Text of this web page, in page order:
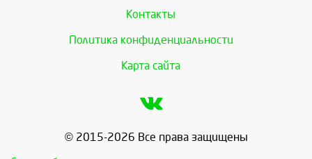
Контакты
Политика конфиденциальности
Карта сайта
© 2015-2026 Все права защищены